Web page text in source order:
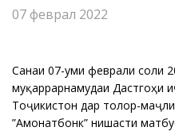
07 феврал 2022
Санаи 07-уми феврали соли
муқаррарнамудаи Дастгоҳи
Тоҷикистон дар толор-
”Амонатбонк” нишасти